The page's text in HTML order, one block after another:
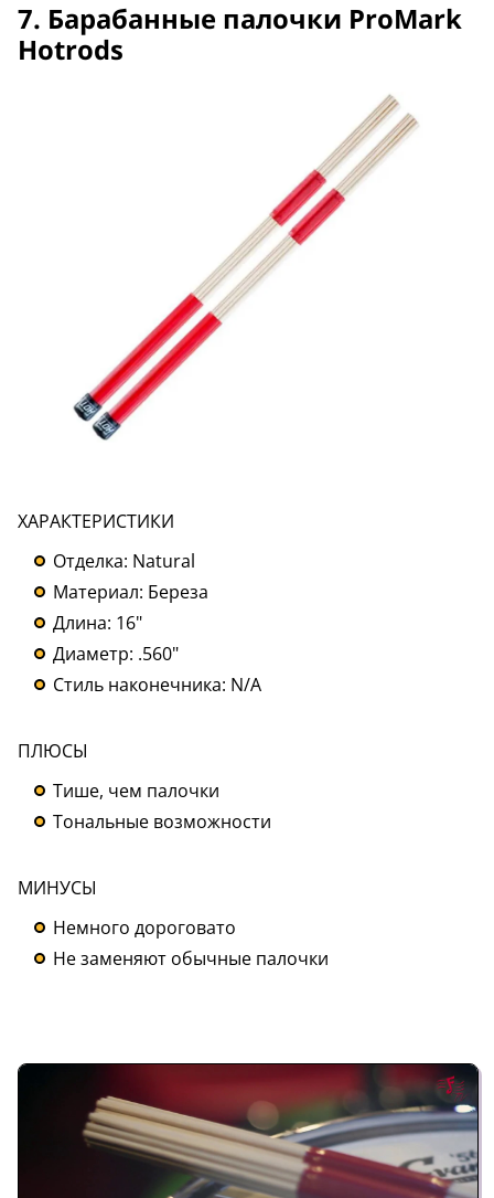
7. Барабанные палочки ProMark
Hotrods
ХАРАКТЕРИСТИКИ
Отделка: Natural
Материал: Береза
Длина: 16"
Диаметр: .560"
Стиль наконечника: N/A
ПЛЮСЫ
Тише, чем палочки
Тональные возможности
МИНУСЫ
Немного дороговато
Не заменяют обычные палочки